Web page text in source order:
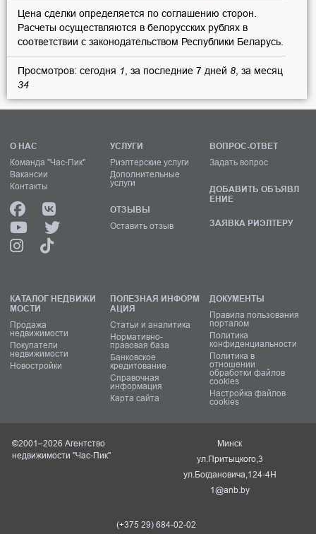
Цена сделки определяется по соглашению сторон.
Расчеты осуществляются в белорусских рублях в
соответствии с законодательством Республики Беларусь.
Просмотров: сегодня 1 , за последние 7 дней 8 , за месяц
34
О НАС
Команда "Час-Пик"
Вакансии
Контакты
УСЛУГИ
Риэлтерские услуги
Дополнительные
услуги
ОТЗЫВЫ
Оставить отзыв
ВОПРОС-ОТВЕТ
Задать вопрос
ДОБАВИТЬ ОБЪЯВЛ
ЕНИЕ
ЗАЯВКА РИЭЛТЕРУ
КАТАЛОГ НЕДВИЖИ
МОСТИ
Продажа
недвижимости
Покупатели
недвижимости
Новостройки
ПОЛЕЗНАЯ ИНФОРМ
АЦИЯ
Статьи и аналитика
Нормативно-
правовая база
Банковское
кредитование
Справочная
информация
Карта сайта
ДОКУМЕНТЫ
Правила пользования
порталом
Политика
конфиденциальности
Политика в
отношении
обработки файлов
cookies
Настройка файлов
cookies
©2001–2026 Агентство
недвижимости "Час-Пик"
Минск
ул.Притыцкого,3
ул.Богдановича,124-4Н
1@anb.by
(+375 29) 684-02-02